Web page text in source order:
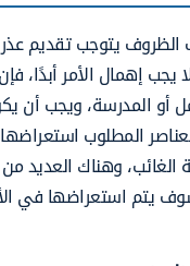
الظروف يتوجب تقديم
يجب إهمال الأمر أبدًا،
أو المدرسة، ويجب أن
المطلوب
الغائب، وهناك العديد
يتم استعراضها في